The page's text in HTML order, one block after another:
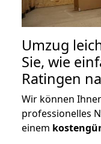
Umzug
Sie, wie
Ratingen
Wir können
professionelles
einem